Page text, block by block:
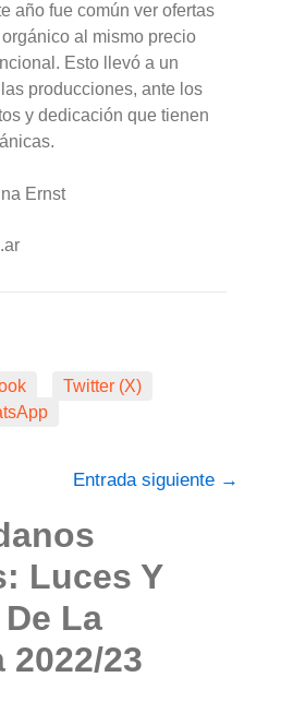
año fue común ver ofertas
al mismo precio
Esto llevó a un
producciones, ante los
y dedicación que tienen
Ernst
Twitter (X)
Entrada siguiente →
Luces Y
La
2022/23